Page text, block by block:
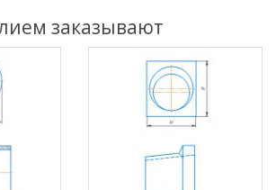
заказывают